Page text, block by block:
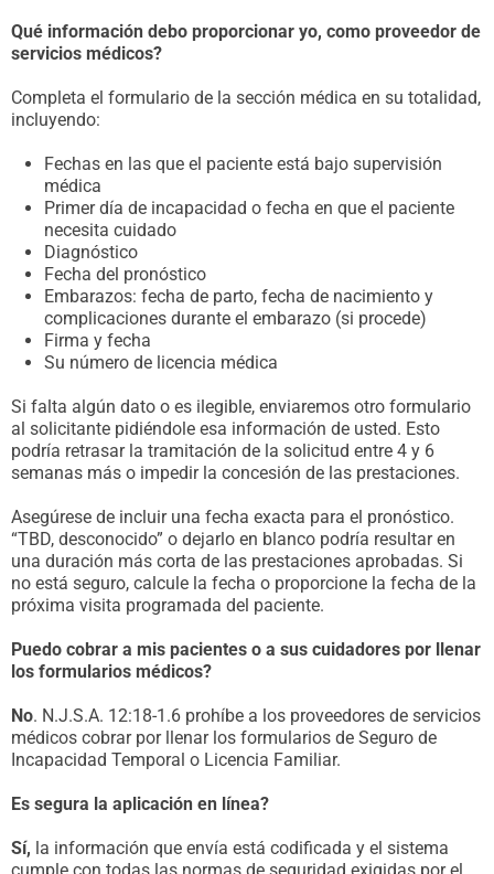
Qué información debo proporcionar yo, como proveedor de
servicios médicos?
Completa el formulario de la sección médica en su totalidad,
incluyendo:
Fechas en las que el paciente está bajo supervisión
médica
Primer día de incapacidad o fecha en que el paciente
necesita cuidado
Diagnóstico
Fecha del pronóstico
Embarazos: fecha de parto, fecha de nacimiento y
complicaciones durante el embarazo (si procede)
Firma y fecha
Su número de licencia médica
Si falta algún dato o es ilegible, enviaremos otro formulario
al solicitante pidiéndole esa información de usted. Esto
podría retrasar la tramitación de la solicitud entre 4 y 6
semanas más o impedir la concesión de las prestaciones.
Asegúrese de incluir una fecha exacta para el pronóstico.
“TBD, desconocido” o dejarlo en blanco podría resultar en
una duración más corta de las prestaciones aprobadas. Si
no está seguro, calcule la fecha o proporcione la fecha de la
próxima visita programada del paciente.
Puedo cobrar a mis pacientes o a sus cuidadores por llenar
los formularios médicos?
No. N.J.S.A. 12:18-1.6 prohíbe a los proveedores de servicios
médicos cobrar por llenar los formularios de Seguro de
Incapacidad Temporal o Licencia Familiar.
Es segura la aplicación en línea?
Sí, la información que envía está codificada y el sistema